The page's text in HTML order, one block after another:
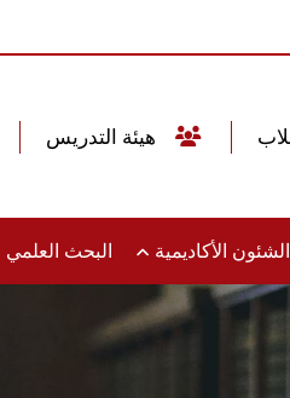
الشئون الأكاديمية البحث العلمي